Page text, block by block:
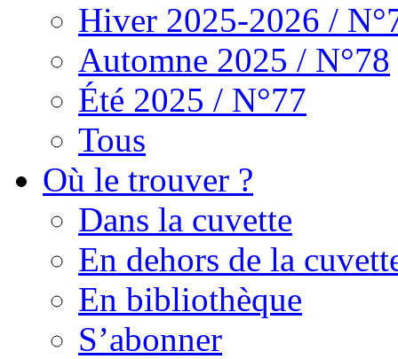
Hiver 2025-2026 /
Automne 2025 / N°78
Été 2025 / N°77
Tous
Où le trouver ?
Dans la cuvette
En dehors de la
En bibliothèque
S’abonner